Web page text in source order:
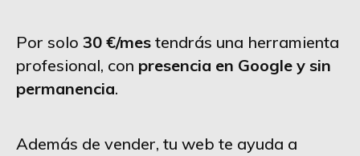
Por solo 30 €/mes tendrás una herramienta
profesional, con presencia en Google y sin
permanencia.
Además de vender, tu web te ayuda a